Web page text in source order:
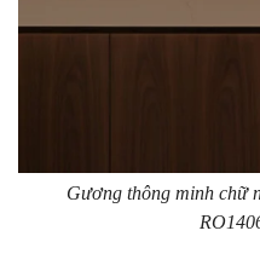
Gương thông minh chữ